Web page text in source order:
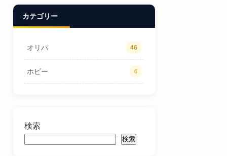
カテゴリー
オリパ 46
ホビー 4
検索
検索